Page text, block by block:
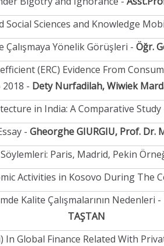
Social Sciences and Knowledge
Yönelik Görüşleri - Öğr.
(ERC) Evidence From
- Dety Nurfadilah, Wiwiek
in India: A Comparative Study
- Gheorghe GIURGIU, Prof. Dr.
Paris, Madrid, Pekin
Activities in Kosovo During The
Kalite Çalışmalarının Nedenleri -
TAŞTAN
In Global Finance Related With